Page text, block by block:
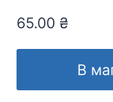
65.00 ₴
В